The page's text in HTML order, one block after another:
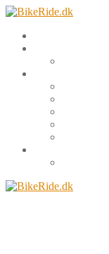
Spring
indhold
Menu
Luk